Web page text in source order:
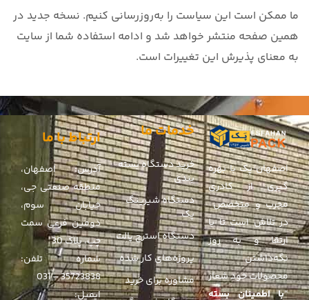
ما ممکن است این سیاست را به‌روزرسانی کنیم. نسخه جدید در
همین صفحه منتشر خواهد شد و ادامه استفاده شما از سایت
به معنای پذیرش این تغییرات است.
اصفهان پک با بهره
گیری از کادری
مجرب و متخصص
در تلاش است تا با
ارتقا و به روز
نگه‌داشتن
محصولات خود شعار
“با اطمینان بسته
خدمات ما
خرید دستگاه بسته
بندی
دستگاه شیرینگ
پک
دستگاه استرچ پالت
پروژه‌های کار شده
مشاوره برای خرید
ارتباط با ما
آدرس: اصفهان،
منطقه صنعتی جی،
خیابان سوم،
دومین فرعی سمت
چپ، پلاک 30
شماره تلفن:
35723838 – 031
ایمیل: